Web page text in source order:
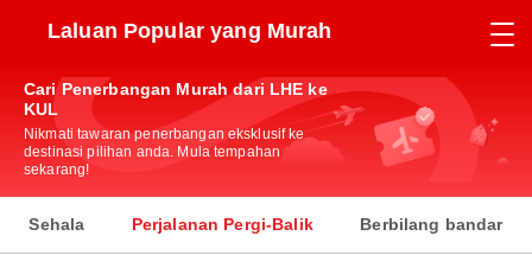
Laluan Popular yang Murah
Cari Penerbangan Murah dari LHE ke
KUL
Nikmati tawaran penerbangan eksklusif ke
destinasi pilihan anda. Mula tempahan
sekarang!
Sehala Perjalanan Pergi-Balik Berbilang bandar